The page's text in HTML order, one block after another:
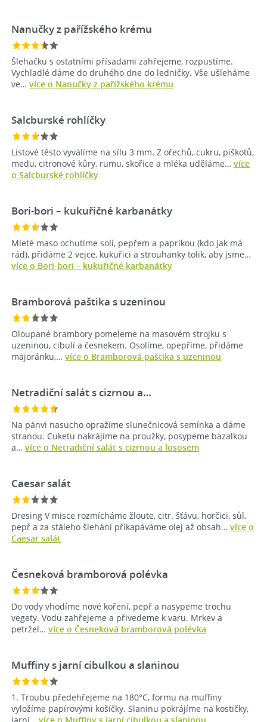
Nanučky z pařížského krému
Šlehačku s ostatními přísadami zahřejeme, rozpustíme.
Vychladlé dáme do druhého dne do ledničky. Vše ušleháme
ve… více o Nanučky z pařížského krému
Salcburské rohlíčky
Listové těsto vyválíme na sílu 3 mm. Z ořechů, cukru, piškotů,
medu, citronové kůry, rumu, skořice a mléka uděláme… více
o Salcburské rohlíčky
Bori-bori – kukuřičné karbanátky
Mleté maso ochutíme solí, pepřem a paprikou (kdo jak má
rád), přidáme 2 vejce, kukuřici a strouhanky tolik, aby jsme…
více o Bori-bori – kukuřičné karbanátky
Bramborová paštika s uzeninou
Oloupané brambory pomeleme na masovém strojku s
uzeninou, cibulí a česnekem. Osolíme, opepříme, přidáme
majoránku,… více o Bramborová paštika s uzeninou
Netradiční salát s cizrnou a…
Na pánvi nasucho opražíme slunečnicová semínka a dáme
stranou. Cuketu nakrájíme na proužky, posypeme bazalkou
a… více o Netradiční salát s cizrnou a lososem
Caesar salát
Dresing V misce rozmícháme žloute, citr. šťávu, horčici, sůl,
pepř a za stáleho šlehání přikapáváme olej až obsah… více o
Caesar salát
Česneková bramborová polévka
Do vody vhodíme nové koření, pepř a nasypeme trochu
vegety. Vodu zahřejeme a přivedeme k varu. Mrkev a
petržel… více o Česneková bramborová polévka
Muffiny s jarní cibulkou a slaninou
1. Troubu předehřejeme na 180°C, formu na muffiny
vyložíme papírovými košíčky. Slaninu pokrájíme na kostičky,